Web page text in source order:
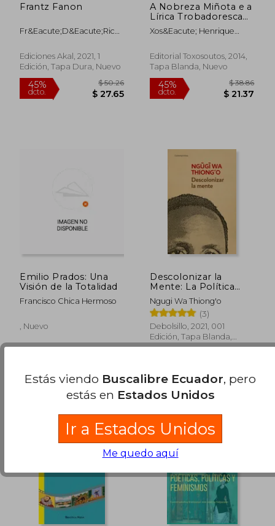
45%
dcto. $ 33.73
Frantz Fanon
Fr&Eacute;D&Eacute;Ric
Ediciones Akal, 2021, 1
Edición, Tapa Dura, Nuevo
45% $ 50.26
$ 27.65
A Nobreza Miñota e a
Lírica Trobadoresca
na Galicia da Primeira
Metade do Século Xiii
Xos&Eacute; Henrique
Editorial Toxosoutos, 2014,
Tapa Blanda, Nuevo
45%
dcto.
$
Emilio Prados: Una
Visión de la Totalidad
Francisco Chica Hermoso
, Nuevo
Descolonizar la
Mente: La Política
Lingüística de la
Literatura Africana
Ngugi Wa Thiong'o
(3)
Debolsillo, 2021, 001
Edición, Tapa Blanda,
Nuevo
Estás viendo Buscalibre Ecuador, pero
estás en Estados Unidos
Ir a Estados Unidos
Me quedo aquí